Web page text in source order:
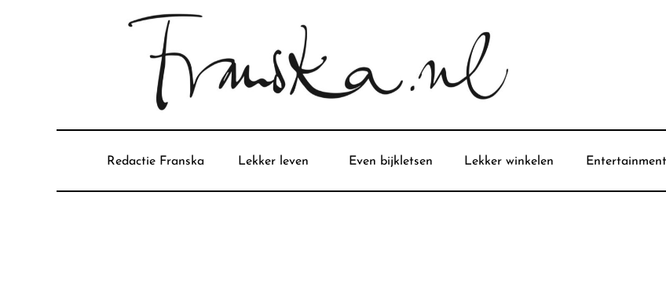
Redactie Franska Lekker leven Even bijkletsen Lekker winkelen Entertainment